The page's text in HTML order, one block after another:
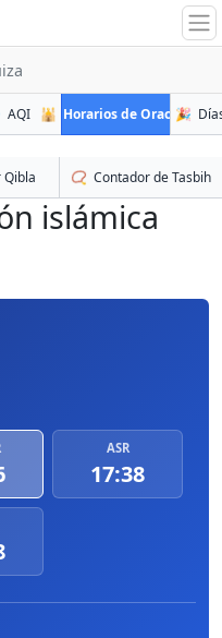
AQI 🕌 Horarios de Oración
🎉
Qibla 📿 Contador de Tasbih
islámica
ASR
17:38